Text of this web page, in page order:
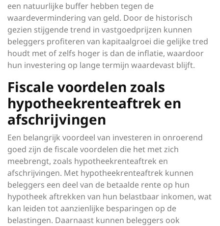
een natuurlijke buffer hebben tegen de
waardevermindering van geld. Door de historisch
gezien stijgende trend in vastgoedprijzen kunnen
beleggers profiteren van kapitaalgroei die gelijke tred
houdt met of zelfs hoger is dan de inflatie, waardoor
hun investering op lange termijn waardevast blijft.
Fiscale voordelen zoals
hypotheekrenteaftrek en
afschrijvingen
Een belangrijk voordeel van investeren in onroerend
goed zijn de fiscale voordelen die het met zich
meebrengt, zoals hypotheekrenteaftrek en
afschrijvingen. Met hypotheekrenteaftrek kunnen
beleggers een deel van de betaalde rente op hun
hypotheek aftrekken van hun belastbaar inkomen, wat
kan leiden tot aanzienlijke besparingen op de
belastingen. Daarnaast kunnen beleggers ook